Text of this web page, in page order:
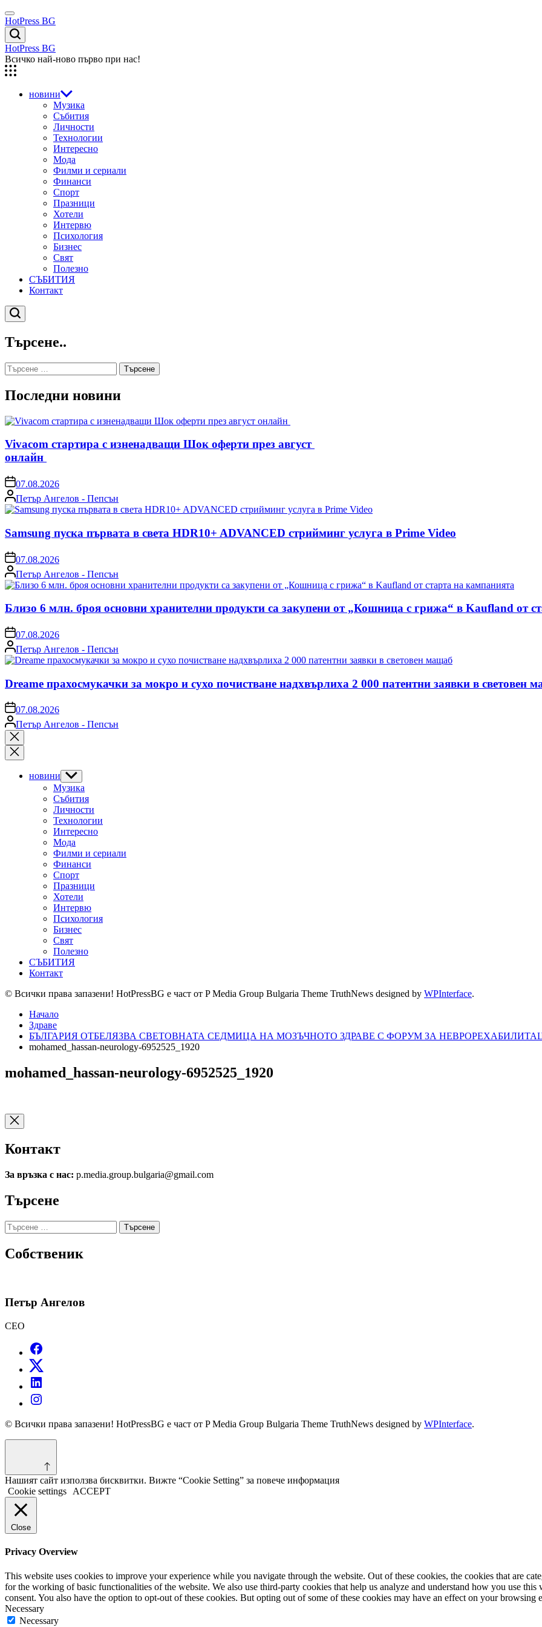
Skip
to
content
Menu
HotPress BG
Търсене
HotPress BG
Всичко най-ново първо при нас!
новини
Музика
Събития
Личности
Технологии
Интересно
Мода
Филми и сериали
Финанси
Спорт
Празници
Хотели
Интервю
Психология
Бизнес
Свят
Полезно
СЪБИТИЯ
Контакт
Търсене
Търсене..
Търсене
за:
Последни новини
Vivacom стартира с изненадващи Шок оферти през август
онлайн
on07.08.2026
Posted
by
Петър Ангелов - Пепсън
Samsung пуска първата в света HDR10+ ADVANCED стрийминг услуга в Prime Video
on07.08.2026
Posted
by
Петър Ангелов - Пепсън
Близо 6 млн. броя основни хранителни продукти са закупени от „Кошница с грижа“ в Kaufland от
on07.08.2026
Posted
by
Петър Ангелов - Пепсън
Dreame прахосмукачки за мокро и сухо почистване надхвърлиха 2 000 патентни заявки в световен
on07.08.2026
Posted
by
Петър Ангелов - Пепсън
Close
search
новини Show
sub
menu
Музика
Събития
Личности
Технологии
Интересно
Мода
Филми и сериали
Финанси
Спорт
Празници
Хотели
Интервю
Психология
Бизнес
Свят
Полезно
СЪБИТИЯ
Контакт
© Всички права запазени! HotPressBG е част от P Media Group Bulgaria Theme TruthNews designed by WPInterface.
Начало
Здраве
БЪЛГАРИЯ ОТБЕЛЯЗВА СВЕТОВНАТА СЕДМИЦА НА МОЗЪЧНОТО ЗДРАВЕ С ФОРУМ ЗА
mohamed_hassan-neurology-6952525_1920
mohamed_hassan-neurology-6952525_1920
Контакт
За връзка с нас: p.media.group.bulgaria@gmail.com
Търсене
Търсене
за:
Собственик
Петър Ангелов
CEO
© Всички права запазени! HotPressBG е част от P Media Group Bulgaria Theme TruthNews designed by WPInterface.
Нашият сайт използва бисквитки. Вижте “Cookie Setting” за повече информация
Cookie settings
ACCEPT
Close
Privacy Overview
This website uses cookies to improve your experience while you navigate through the website. Out of these cookies, the cookies that are
for the working of basic functionalities of the website. We also use third-party cookies that help us analyze and understand how you use
consent. You also have the option to opt-out of these cookies. But opting out of some of these cookies may have an effect on your browsing
Necessary
Necessary